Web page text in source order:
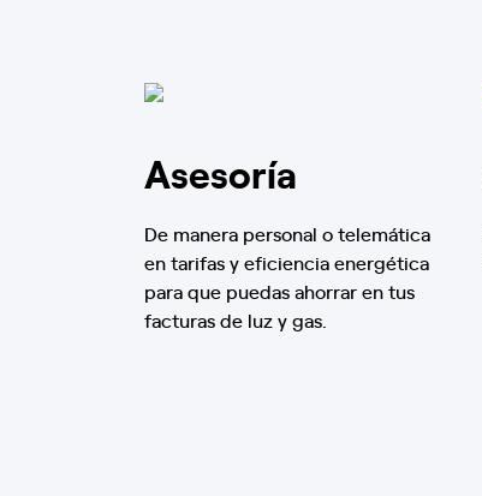
Asesoría
De manera personal o telemática
en tarifas y eficiencia energética
para que puedas ahorrar en tus
facturas de luz y gas.